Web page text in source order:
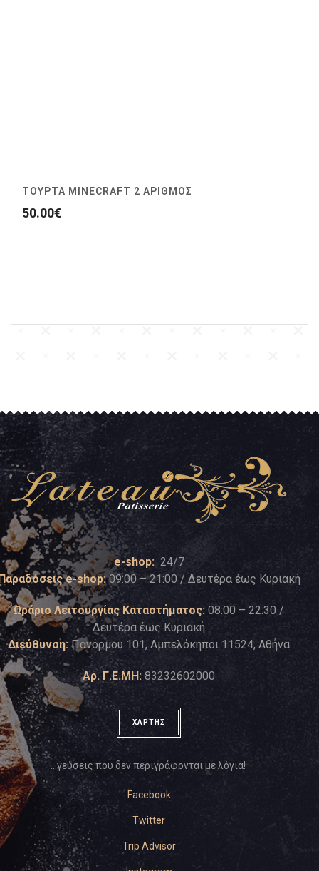
ΤΟΥΡΤΑ MINECRAFT 2 ΑΡΙΘΜΟΣ
50.00€
e-shop: 24/7
e-shop:09:00 – 21:00 / Δευτέρα έως Κυριακή
Ωράριο Λειτουργίας Καταστήματος: 08:00 – 22:30 /
Δευτέρα έως Κυριακή
Διεύθυνση: Πανόρμου 101, Αμπελόκηποι 11524, Αθήνα
Αρ. Γ.Ε.ΜΗ: 83232602000
ΧΑΡΤΗΣ
…γεύσεις που δεν περιγράφονται με λόγια!
Facebook
Twitter
Trip Advisor